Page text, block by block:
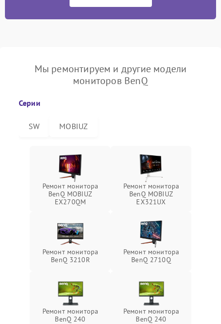
Мы ремонтируем и другие модели
мониторов BenQ
Серии
SW MOBIUZ
Ремонт монитора
BenQ MOBIUZ
EX270QM
Ремонт монитора
BenQ MOBIUZ
EX321UX
Ремонт монитора
BenQ 3210R
Ремонт монитора
BenQ 2710Q
Ремонт монитора
BenQ 240
Ремонт монитора
BenQ 240